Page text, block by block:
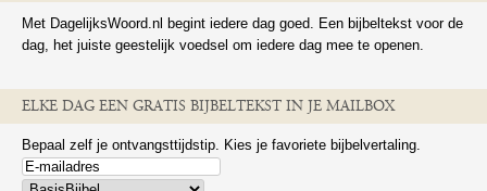
Met DagelijksWoord.nl begint iedere dag goed. Een bijbeltekst voor de
dag, het juiste geestelijk voedsel om iedere dag mee te openen.
ELKE DAG EEN GRATIS BIJBELTEKST IN JE MAILBOX
Bepaal zelf je ontvangsttijdstip. Kies je favoriete bijbelvertaling.